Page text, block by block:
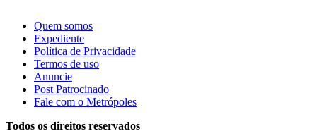
Quem somos
Expediente
Política de Privacidade
Termos de uso
Anuncie
Post Patrocinado
Fale com o Metrópoles
Todos os direitos reservados